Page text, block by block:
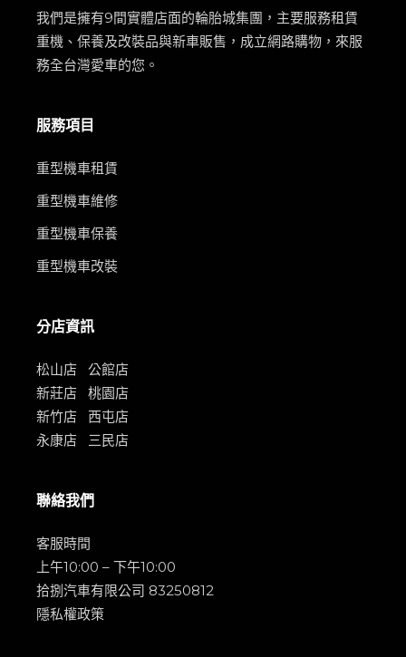
我們是擁有9間實體店面的輪胎城集團，主要服務租賃
重機、保養及改裝品與新車販售，成立網路購物，來服
務全台灣愛車的您。
服務項目
重型機車租賃
重型機車維修
重型機車保養
重型機車改裝
分店資訊
松山店
公館店
新莊店
桃園店
新竹店
西屯店
永康店
三民店
聯絡我們
客服時間
上午10:00 – 下午10:00
拾捌汽車有限公司 83250812
隱私權政策